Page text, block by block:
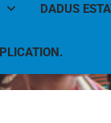
DADUS